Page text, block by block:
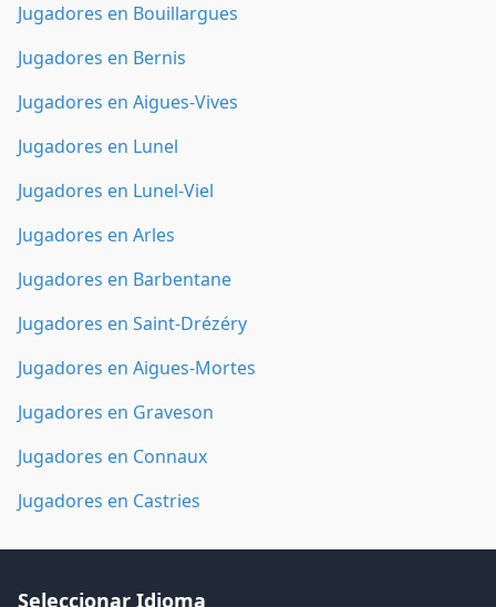
Jugadores en Bouillargues
Jugadores en Bernis
Jugadores en Aigues-Vives
Jugadores en Lunel
Jugadores en Lunel-Viel
Jugadores en Arles
Jugadores en Barbentane
Jugadores en Saint-Drézéry
Jugadores en Aigues-Mortes
Jugadores en Graveson
Jugadores en Connaux
Jugadores en Castries
Seleccionar Idioma